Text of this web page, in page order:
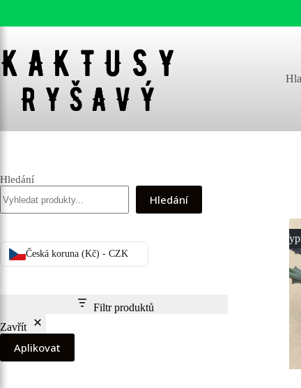
content
Hledání
Hledání
Česká koruna (Kč) - CZK
Filtr produktů
Zavřít
Aplikovat